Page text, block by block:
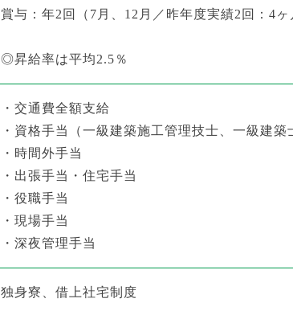
賞与：年2回（7月、12月／昨年度実績2回：4ヶ
◎昇給率は平均2.5％
・交通費全額支給
・資格手当（一級建築施工管理技士、一級建築
・時間外手当
・出張手当・住宅手当
・役職手当
・現場手当
・深夜管理手当
独身寮、借上社宅制度